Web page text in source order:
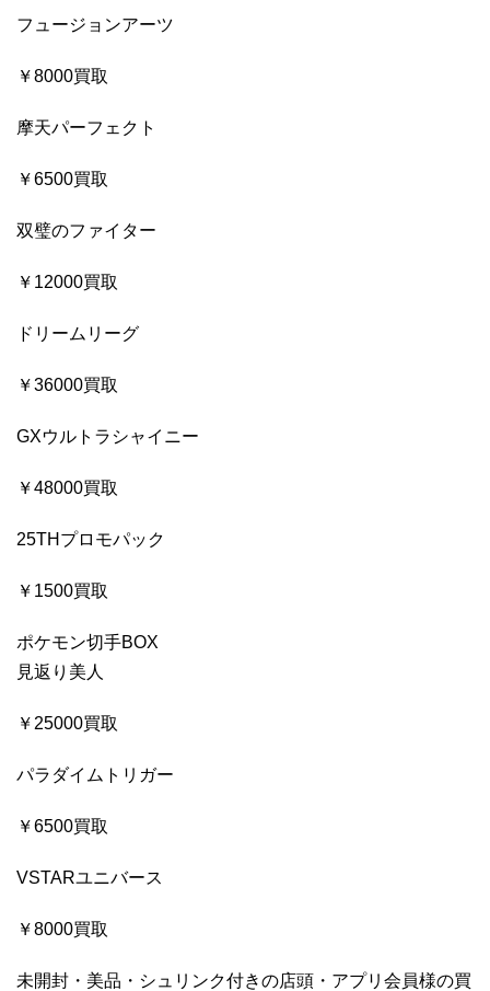
フュージョンアーツ
￥8000買取
摩天パーフェクト
￥6500買取
双璧のファイター
￥12000買取
ドリームリーグ
￥36000買取
GXウルトラシャイニー
￥48000買取
25THプロモパック
￥1500買取
ポケモン切手BOX
見返り美人
￥25000買取
パラダイムトリガー
￥6500買取
VSTARユニバース
￥8000買取
未開封・美品・シュリンク付きの店頭・アプリ会員様の買